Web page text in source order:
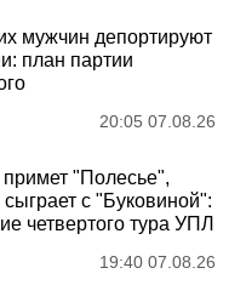
мужчин депортируют
план партии
20:05 07.08.26
"Полесье",
с "Буковиной":
четвертого тура УПЛ
19:40 07.08.26